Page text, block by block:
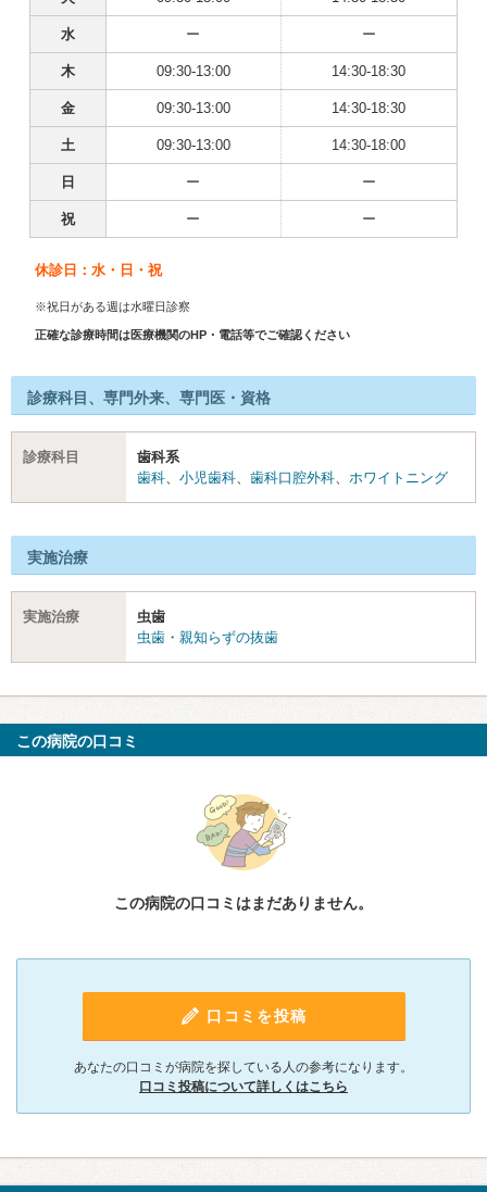
水 ー ー
木 09:30-13:00 14:30-18:30
金 09:30-13:00 14:30-18:30
土 09:30-13:00 14:30-18:00
日 ー ー
祝 ー ー
休診日：水・日・祝
※祝日がある週は水曜日診察
正確な診療時間は医療機関のHP・電話等でご確認ください
診療科目、専門外来、専門医・資格
診療科目
歯科系
歯科
小児歯科 歯科口腔外科 ホワイトニング
実施治療
実施治療
虫歯
虫歯・親知らずの抜歯
この病院の口コミ
この病院の口コミはまだありません。
口コミを投稿
あなたの口コミが病院を探している人の参考になります。
口コミ投稿について詳しくはこちら